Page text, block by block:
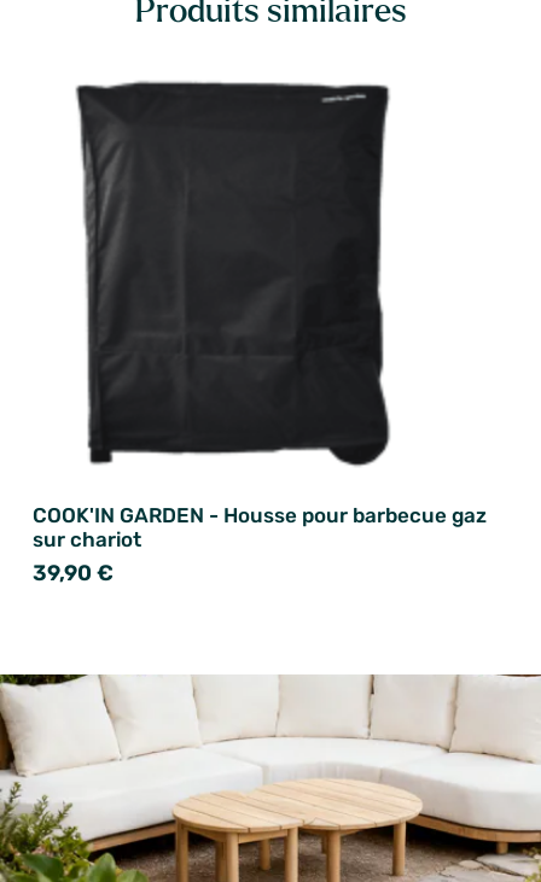
Produits similaires
COOK'IN GARDEN - Housse pour barbecue gaz
sur chariot
39,90 €